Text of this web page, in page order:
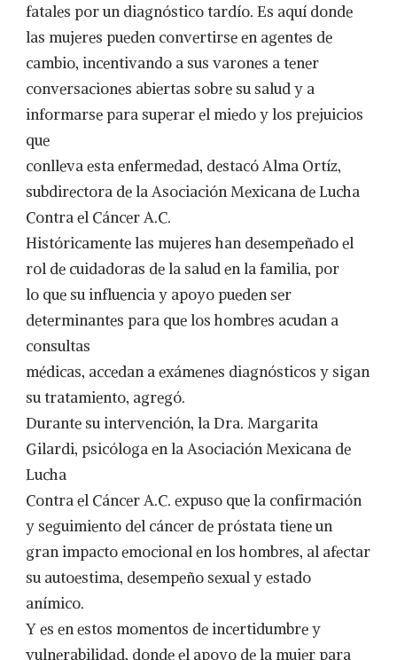
fatales por un diagnóstico tardío. Es aquí donde
las mujeres pueden convertirse en agentes de
cambio, incentivando a sus varones a tener
conversaciones abiertas sobre su salud y a
informarse para superar el miedo y los prejuicios
que
conlleva esta enfermedad, destacó Alma Ortíz,
subdirectora de la Asociación Mexicana de Lucha
Contra el Cáncer A.C.
Históricamente las mujeres han desempeñado el
rol de cuidadoras de la salud en la familia, por
lo que su influencia y apoyo pueden ser
determinantes para que los hombres acudan a
consultas
médicas, accedan a exámenes diagnósticos y sigan
su tratamiento, agregó.
Durante su intervención, la Dra. Margarita
Gilardi, psicóloga en la Asociación Mexicana de
Lucha
Contra el Cáncer A.C. expuso que la confirmación
y seguimiento del cáncer de próstata tiene un
gran impacto emocional en los hombres, al afectar
su autoestima, desempeño sexual y estado
anímico.
Y es en estos momentos de incertidumbre y
vulnerabilidad, donde el apoyo de la mujer para